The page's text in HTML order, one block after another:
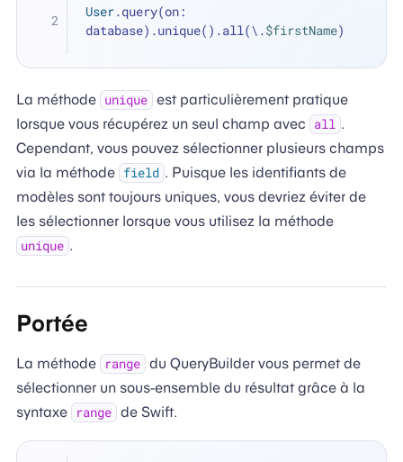
User.query(on:
database).unique().all(\.$firstName)
La méthode unique est particulièrement pratique
lorsque vous récupérez un seul champ avec
all .
Cependant, vous pouvez sélectionner plusieurs champs
via la méthode field . Puisque les identifiants de
modèles sont toujours uniques, vous devriez éviter de
les sélectionner lorsque vous utilisez la méthode
unique .
Portée
La méthode range du QueryBuilder vous permet de
sélectionner un sous-ensemble du résultat grâce à la
syntaxe
range de Swift.